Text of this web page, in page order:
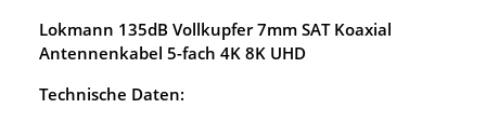
Lokmann 135dB Vollkupfer 7mm SAT Koaxial
Antennenkabel 5-fach 4K 8K UHD
Technische Daten: